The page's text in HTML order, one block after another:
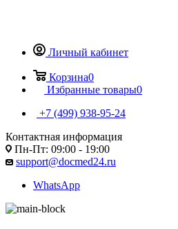
Личный кабинет
Корзина0
Избранные товары0
+7 (499) 938-95-24
Контактная информация
Пн-Пт: 09:00 - 19:00
support@docmed24.ru
WhatsApp